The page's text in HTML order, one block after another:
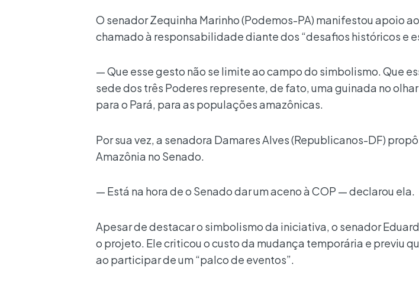
O senador Zequinha Marinho (Podemos-PA) manifestou apoio
chamado à responsabilidade diante dos “desafios históricos e
— Que esse gesto não se limite ao campo do simbolismo. Que
sede dos três Poderes represente, de fato, uma guinada no
para o Pará, para as populações amazônicas.
Por sua vez, a senadora Damares Alves (Republicanos-DF)
Amazônia no Senado.
— Está na hora de o Senado dar um aceno à COP — declarou ela.
Apesar de destacar o simbolismo da iniciativa, o senador
o projeto. Ele criticou o custo da mudança temporária e previu
ao participar de um “palco de eventos”.